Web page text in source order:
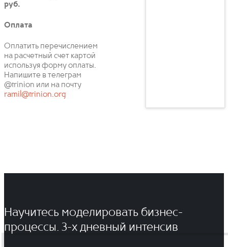
руб.
Оплата
Оплатить перечислением
на расчетный счет картой
используя форму оплаты.
Напишите в телеграм
@trinion или на почту
ramil@trinion.org
Научитесь моделировать бизнес-
процессы. 3-x дневный интенсив